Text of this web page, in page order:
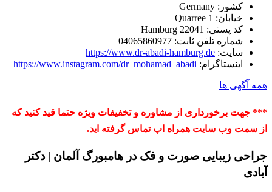
کشور:
خیابان:Quarree 1
کد پستی: 22041 Hamburg
شماره تلفن ثابت:04065860977
سایت: https://www.dr-abadi-hamburg.de
اینستاگرام: https://www.instagram.com/dr_mohamad_abadi
همه آگهی ها
*** جهت برخورداری از مشاوره و تخفیفات ویژه حتما قید کنید که
از سمت وب سایت همراه اپ تماس گرفته اید.
جراحی زیبایی صورت و فک در هامبورگ آلمان | دکتر
آبادی